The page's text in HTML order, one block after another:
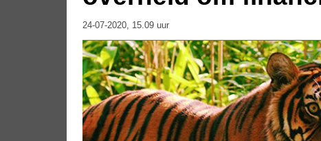
24-07-2020, 15.09 uur